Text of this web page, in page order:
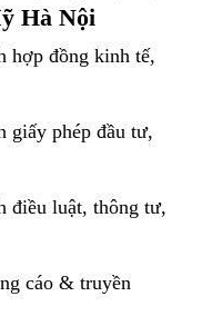
Hà Nội
hợp đồng kinh tế,
giấy phép đầu tư,
điều luật, thông tư,
cáo & truyền